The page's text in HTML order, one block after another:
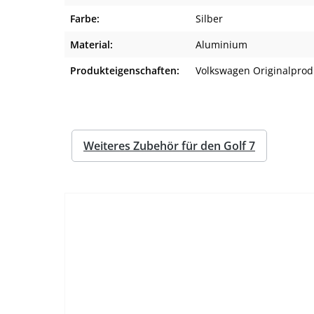
Farbe:
Silber
Material:
Aluminium
Produkteigenschaften:
Volkswagen
Weiteres Zubehör für den Golf 7